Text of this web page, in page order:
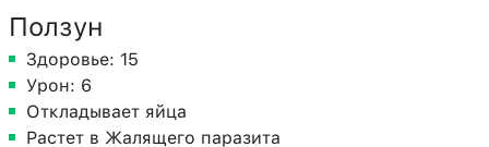
Ползун
Здоровье: 15
Урон: 6
Откладывает яйца
Растет в Жалящего паразита